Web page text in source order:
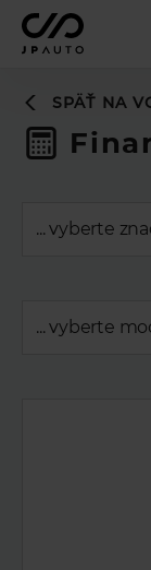
SPÄŤ NA